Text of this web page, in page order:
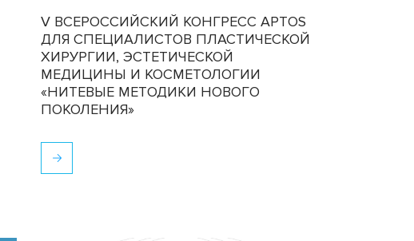
V ВСЕРОССИЙСКИЙ КОНГРЕСС APTOS
ДЛЯ СПЕЦИАЛИСТОВ ПЛАСТИЧЕСКОЙ
ХИРУРГИИ, ЭСТЕТИЧЕСКОЙ
МЕДИЦИНЫ И КОСМЕТОЛОГИИ
«НИТЕВЫЕ МЕТОДИКИ НОВОГО
ПОКОЛЕНИЯ»